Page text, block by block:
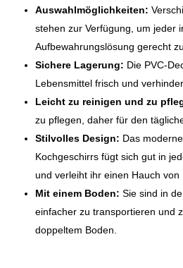
Auswahlmöglichkeiten:
stehen zur Verfügung, um jeder
Aufbewahrungslösung gerecht
Sichere Lagerung: Die PVC-
Lebensmittel frisch und
Leicht zu reinigen und zu
zu pflegen, daher für den
Stilvolles Design: Das
Kochgeschirrs fügt sich gut in
und verleiht ihr einen Hauch von
Mit einem Boden: Sie sind in
einfacher zu transportieren und
doppeltem Boden.